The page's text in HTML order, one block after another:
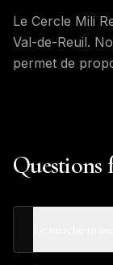
Le Cercle Mili
Val-de-Reuil.
permet de
Questions